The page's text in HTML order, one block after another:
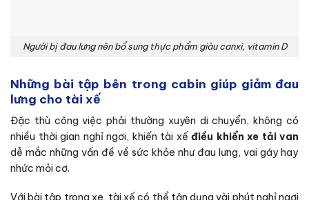
Người bị đau lưng nên bổ sung thực phẩm giàu canxi, vitamin D
Những bài tập bên trong cabin giúp giảm đau
lưng cho tài xế
Đặc thù công việc phải thường xuyên di chuyển, không có
nhiều thời gian nghỉ ngơi, khiến tài xế điều khiển xe tải van
dễ mắc những vấn đề về sức khỏe như đau lưng, vai gáy hay
nhức mỏi cơ.
Với bài tập trong xe, tài xế có thể tận dụng vài phút nghỉ ngơi